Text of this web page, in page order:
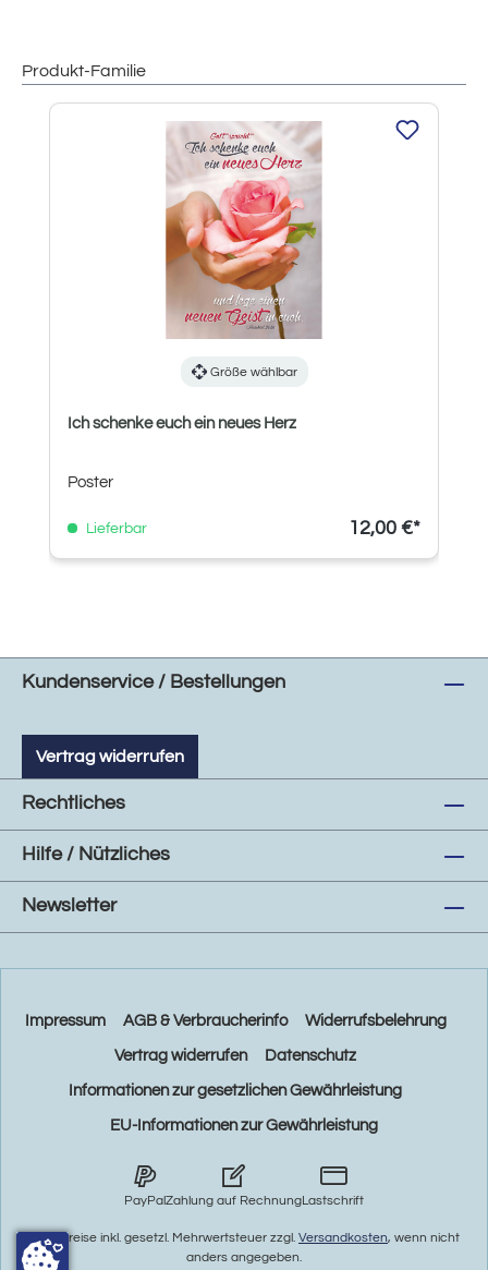
Produkt-Familie
Produktgalerie überspringen
Größe wählbar
Ich schenke euch ein neues Herz
Poster
Lieferbar 12,00 €*
Kundenservice / Bestellungen
Vertrag widerrufen
Rechtliches
Hilfe / Nützliches
Newsletter
Impressum AGB & Verbraucherinfo Widerrufsbelehrung
Vertrag widerrufen Datenschutz
Informationen zur gesetzlichen Gewährleistung
EU-Informationen zur Gewährleistung
PayPalZahlung auf RechnungLastschrift
* Alle Preise inkl. gesetzl. Mehrwertsteuer zzgl. Versandkosten, wenn nicht
anders angegeben.